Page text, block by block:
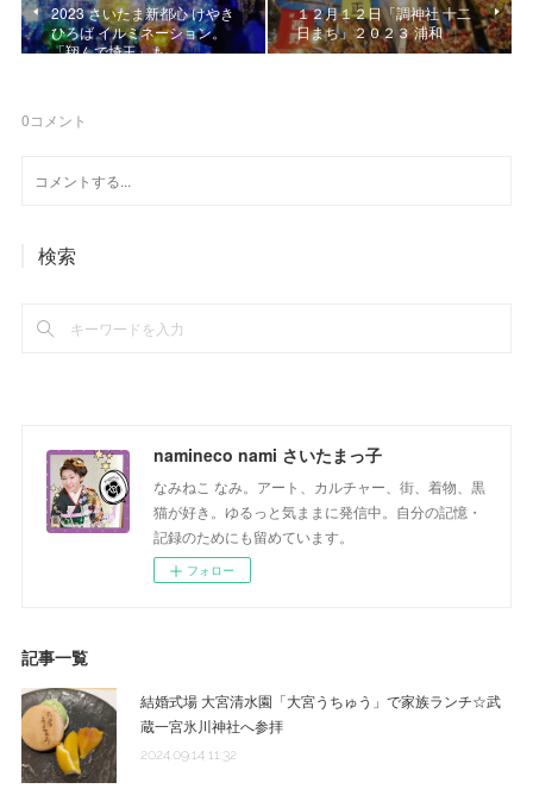
2023 さいたま新都心 けやき
ひろば イルミネーション。
「翔んで埼玉」も
１２月１２日「調神社 十二
日まち」２０２３ 浦和
0コメント
検索
namineco nami さいたまっ子
なみねこ なみ。アート、カルチャー、街、着物、黒
猫が好き。ゆるっと気ままに発信中。自分の記憶・
記録のためにも留めています。
フォロー
記事一覧
結婚式場 大宮清水園「大宮うちゅう」で家族ランチ☆武
蔵一宮氷川神社へ参拝
2024.09.14 11:32